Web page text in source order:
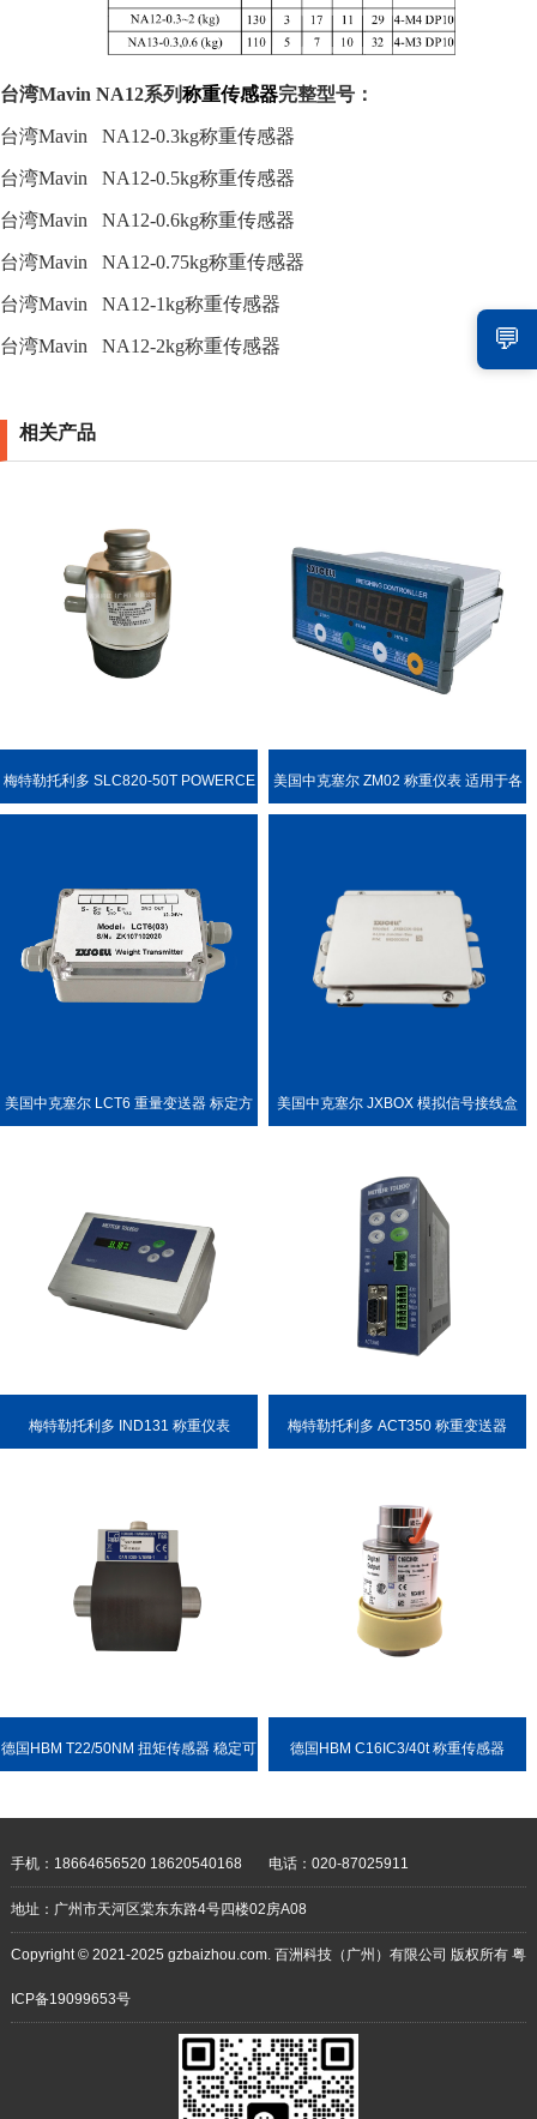
台湾Mavin NA12系列称重传感器完整型号：
台湾Mavin NA12-0.3kg称重传感器
台湾Mavin NA12-0.5kg称重传感器
台湾Mavin NA12-0.6kg称重传感器
台湾Mavin NA12-0.75kg称重传感器
台湾Mavin NA12-1kg称重传感器
台湾Mavin NA12-2kg称重传感器
相关产品
梅特勒托利多 SLC820-50T POWERCE 美国中克塞尔 ZM02 称重仪表 适用于各
美国中克塞尔 LCT6 重量变送器 标定方 美国中克塞尔 JXBOX 模拟信号接线盒
梅特勒托利多 IND131 称重仪表 梅特勒托利多 ACT350 称重变送器
德国HBM T22/50NM 扭矩传感器 稳定可 德国HBM C16IC3/40t 称重传感器
手机：18664656520 18620540168 电话：020-87025911
地址：广州市天河区棠东东路4号四楼02房A08
Copyright © 2021-2025 gzbaizhou.com. 百洲科技（广州）有限公司 版权所有 粤
ICP备19099653号
💬